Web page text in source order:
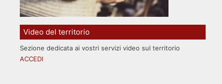
Video del territorio
Sezione dedicata ai vostri servizi video sul territorio
ACCEDI